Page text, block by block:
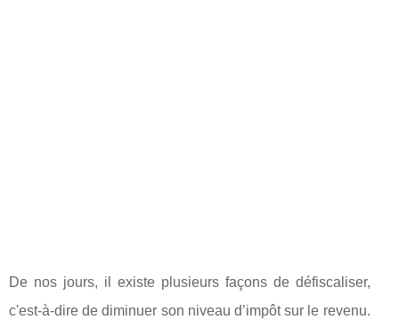
De nos jours, il existe plusieurs façons de défiscaliser,
c'est-à-dire de diminuer son niveau d’impôt sur le revenu.